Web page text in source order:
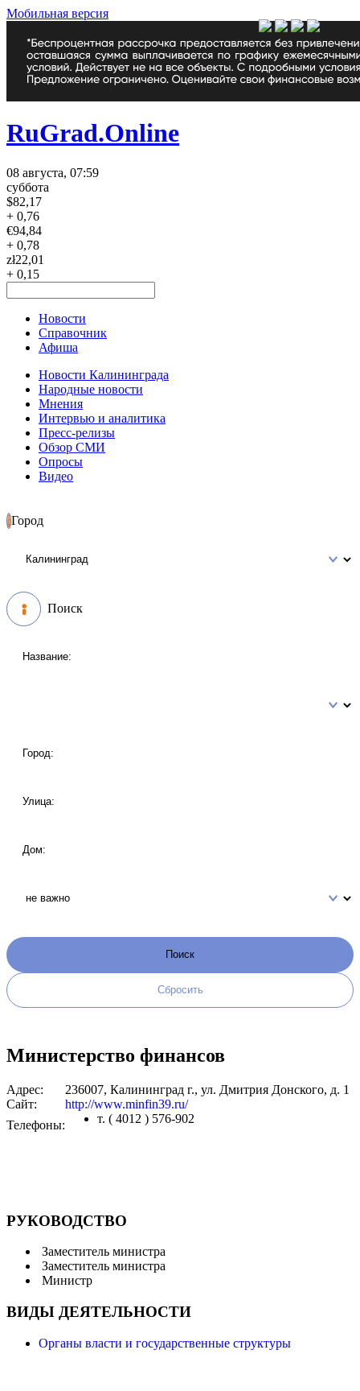
Мобильная версия
RuGrad.Online
08 августа, 07:59
суббота
$82,17
+ 0,76
€94,84
+ 0,78
zł22,01
+ 0,15
Новости
Справочник
Афиша
Новости Калининграда
Народные новости
Мнения
Интервью и аналитика
Пресс-релизы
Обзор СМИ
Опросы
Видео
Город
Поиск
Министерство финансов
Адрес:
236007, Калининград г., ул. Дмитрия Донского, д. 1
Сайт:
http://www.minfin39.ru/
Телефоны:
т. ( 4012 ) 576-902
РУКОВОДСТВО
Заместитель министра
Заместитель министра
Министр
ВИДЫ ДЕЯТЕЛЬНОСТИ
Органы власти и государственные структуры